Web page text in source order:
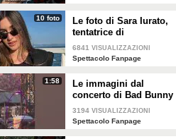
10 foto
Le foto di Sara Iurato,
tentatrice di
Temptation Island 2026
6841 VISUALIZZAZIONI
Spettacolo Fanpage
1:58
Le immagini dal
concerto di Bad Bunny
a Milano
3194 VISUALIZZAZIONI
Spettacolo Fanpage